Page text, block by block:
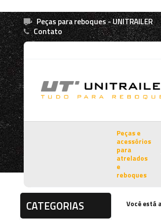
Peças para reboques - UNITRAILER
Contato
Peças e
acessórios
para
atrelados
e
reboques
CATEGORIAS Você está